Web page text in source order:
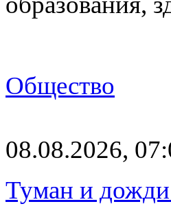
Общество
08.08.2026,
Туман и